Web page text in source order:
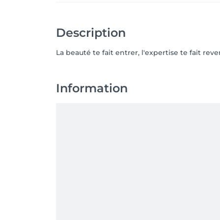
Description
La beauté te fait entrer, l'expertise te fait
Information